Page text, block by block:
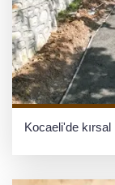
Kocaeli'de